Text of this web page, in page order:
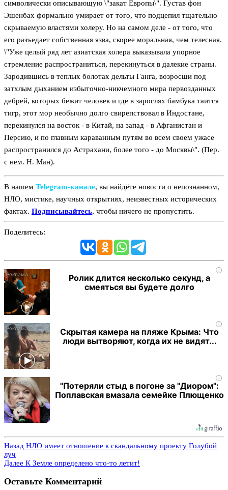
символически описывающую \"закат Европы\". Густав фон
Эшенбах формально умирает от того, что подцепил тщательно
скрываемую властями холеру. Но на самом деле - от того, что
его разъедает собственная язва, скорее моральная, чем телесная.
\"Уже целый ряд лет азиатская холера выказывала упорное
стремление распространиться, перекинуться в далекие страны.
Зародившись в теплых болотах дельты Ганга, возросши под
затхлым дыханием избыточно-никчемного мира первозданных
дебрей, которых бежит человек и где в зарослях бамбука таится
тигр, этот мор необычно долго свирепствовал в Индостане,
перекинулся на восток - в Китай, на запад - в Афганистан и
Персию, и по главным караванным путям во всем своем ужасе
распространился до Астрахани, более того - до Москвы\". (Пер.
с нем. Н. Ман).
В нашем Telegram‑канале, вы найдёте новости о непознанном,
НЛО, мистике, научных открытиях, неизвестных исторических
фактах. Подписывайтесь, чтобы ничего не пропустить.
Поделитесь:
i
Ролик длится несколько секунд, а
смеяться вы будете долго
i
Скрытая камера на пляже Крыма: Что
люди вытворяют, когда их не видят...
i
"Потеряли стыд в погоне за "Диором":
Поплавская вмазала семейке Плющенко
Назад НЛО имеет отношение к скандальному проекту Голубой
луч
Далее К Земле определено что-то летит!
Оставьте Комментарий